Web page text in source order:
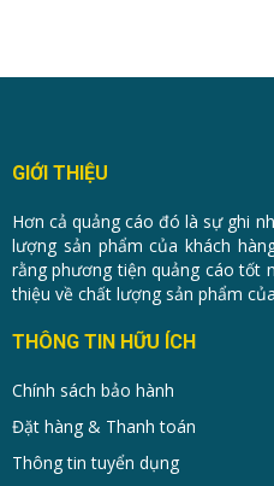
GIỚI THIỆU
Hơn cả quảng cáo đó là sự ghi
lượng sản phẩm của khách
rằng phương tiện quảng cáo tốt
thiệu về chất lượng sản phẩm
THÔNG TIN HỮU ÍCH
Chính sách bảo hành
Đặt hàng & Thanh toán
Thông tin tuyển dụng